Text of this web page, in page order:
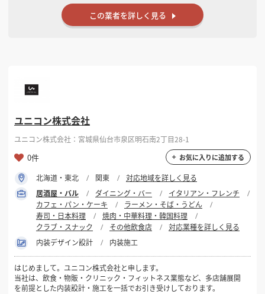
この業者を詳しく見る
ユニコン株式会社
ユニコン株式会社：宮城県仙台市泉区明石南2丁目28-1
0件 お気に入りに追加する
北海道・東北 関東
対応地域を詳しく見る
居酒屋・バル
ダイニング・バー
イタリアン・フレンチ
カフェ・パン・ケーキ
ラーメン・そば・うどん
寿司・日本料理
焼肉・中華料理・韓国料理
クラブ・スナック
その他飲食店
対応業種を詳しく見る
内装デザイン設計
内装施工
はじめまして。ユニコン株式会社と申します。
当社は、飲食・物販・クリニック・フィットネス業態など、多店舗展開
を前提とした内装設計・施工を一括でお引き受けしております。